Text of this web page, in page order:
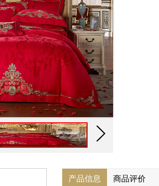
产品信息 商品评价